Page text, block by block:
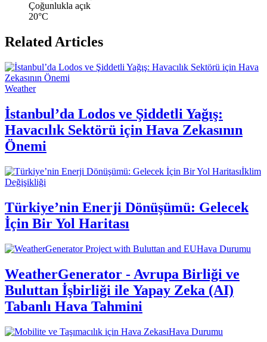
Çoğunlukla açık
20°C
Related Articles
Weather
İstanbul’da Lodos ve Şiddetli Yağış:
Havacılık Sektörü için Hava Zekasının
Önemi
İklim
Değişikliği
Türkiye’nin Enerji Dönüşümü: Gelecek
İçin Bir Yol Haritası
Hava Durumu
WeatherGenerator - Avrupa Birliği ve
Buluttan İşbirliği ile Yapay Zeka (AI)
Tabanlı Hava Tahmini
Hava Durumu